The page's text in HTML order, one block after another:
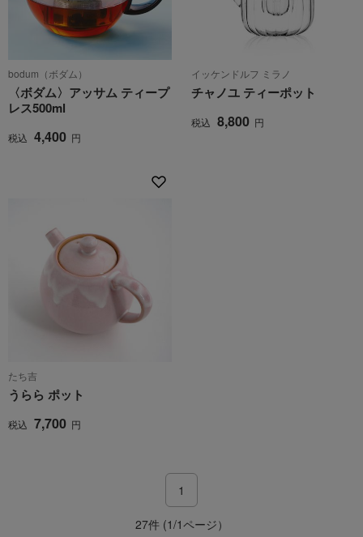
bodum（ボダム）
〈ボダム〉アッサム ティープ
レス500ml
税込 4,400 円
イッケンドルフ ミラノ
チャノユ ティーポット
税込 8,800 円
たち吉
うらら ポット
税込 7,700 円
1
27件 (1/1ページ）